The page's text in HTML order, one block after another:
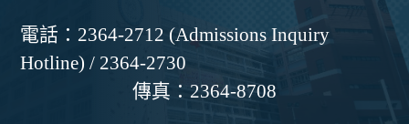
電話： 2364-2712 (Admissions Inquiry
Hotline) / 2364-2730
傳真： 2364-8708